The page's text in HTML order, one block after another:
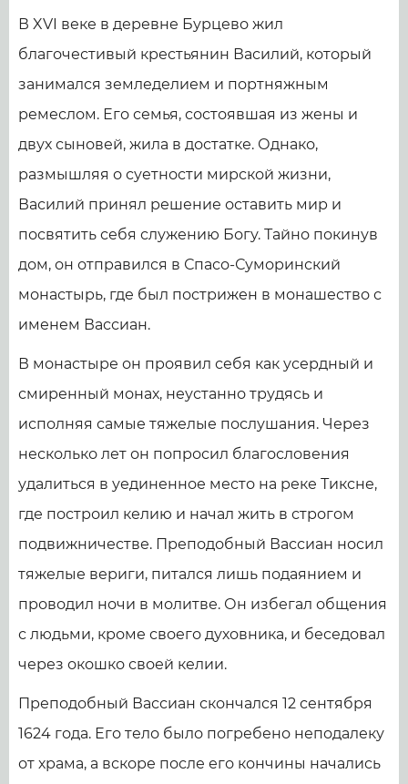
В XVI веке в деревне Бурцево жил
благочестивый крестьянин Василий, который
занимался земледелием и портняжным
ремеслом. Его семья, состоявшая из жены и
двух сыновей, жила в достатке. Однако,
размышляя о суетности мирской жизни,
Василий принял решение оставить мир и
посвятить себя служению Богу. Тайно покинув
дом, он отправился в Спасо-Суморинский
монастырь, где был пострижен в монашество с
именем Вассиан.
В монастыре он проявил себя как усердный и
смиренный монах, неустанно трудясь и
исполняя самые тяжелые послушания. Через
несколько лет он попросил благословения
удалиться в уединенное место на реке Тиксне,
где построил келию и начал жить в строгом
подвижничестве. Преподобный Вассиан носил
тяжелые вериги, питался лишь подаянием и
проводил ночи в молитве. Он избегал общения
с людьми, кроме своего духовника, и беседовал
через окошко своей келии.
Преподобный Вассиан скончался 12 сентября
1624 года. Его тело было погребено неподалеку
от храма, а вскоре после его кончины начались